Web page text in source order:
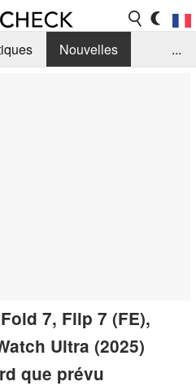
Nouvelles
...
7, Flip 7 (FE),
Ultra (2025)
que prévu